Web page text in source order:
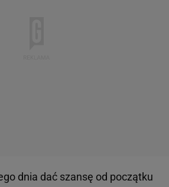
dnia dać szansę od początku